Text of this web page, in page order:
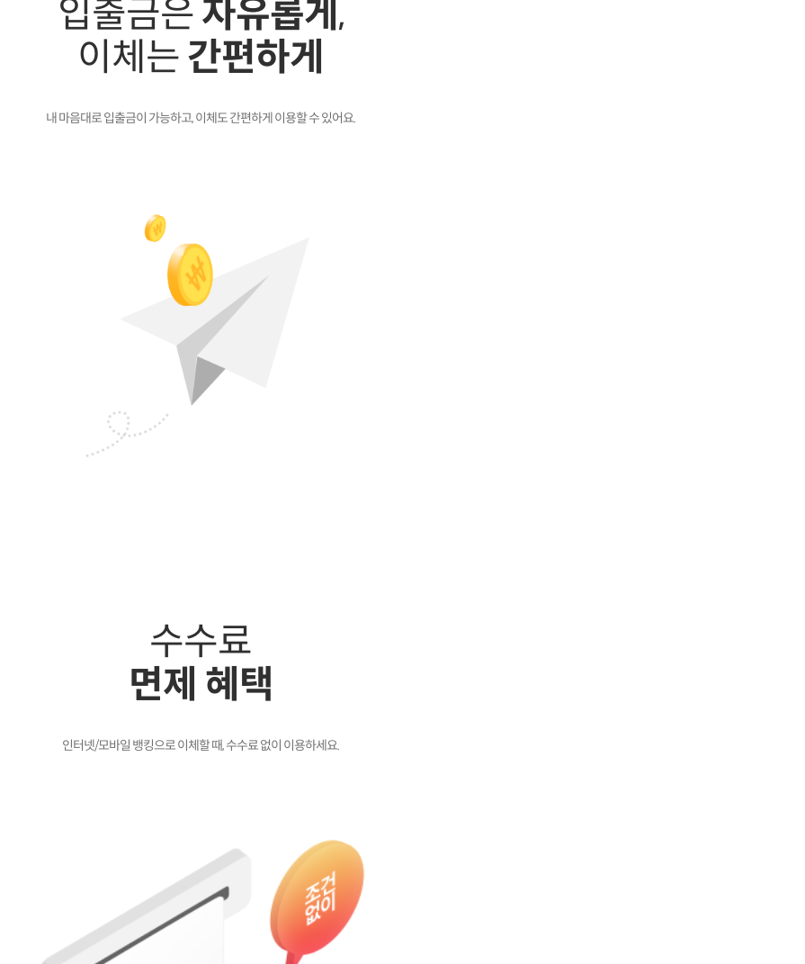
입출금은자유롭게 ,
이체는간편하게
내 마음대로 입출금이 가능하고,이체도 간편하게 이용할 수 있어요.
수수료
면제 혜택
인터넷/모바일 뱅킹으로 이체할 때,수수료 없이 이용하세요.